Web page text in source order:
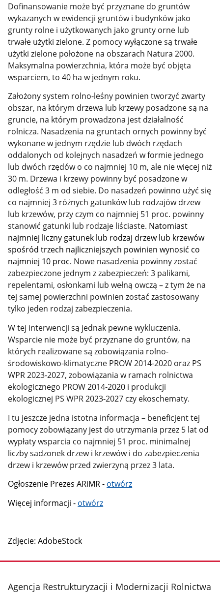
Dofinansowanie może być przyznane do gruntów
wykazanych w ewidencji gruntów i budynków jako
grunty rolne i użytkowanych jako grunty orne lub
trwałe użytki zielone. Z pomocy wyłączone są trwałe
użytki zielone położone na obszarach Natura 2000.
Maksymalna powierzchnia, która może być objęta
wsparciem, to 40 ha w jednym roku.
Założony system rolno-leśny powinien tworzyć zwarty
obszar, na którym drzewa lub krzewy posadzone są na
gruncie, na którym prowadzona jest działalność
rolnicza. Nasadzenia na gruntach ornych powinny być
wykonane w jednym rzędzie lub dwóch rzędach
oddalonych od kolejnych nasadzeń w formie jednego
lub dwóch rzędów o co najmniej 10 m, ale nie więcej niż
30 m. Drzewa i krzewy powinny być posadzone w
odległość 3 m od siebie. Do nasadzeń powinno użyć się
co najmniej 3 różnych gatunków lub rodzajów drzew
lub krzewów, przy czym co najmniej 51 proc. powinny
stanowić gatunki lub rodzaje liściaste. Natomiast
najmniej liczny gatunek lub rodzaj drzew lub krzewów
spośród trzech najliczniejszych powinien wynosić co
najmniej 10 proc. Nowe nasadzenia powinny zostać
zabezpieczone jednym z zabezpieczeń: 3 palikami,
repelentami, osłonkami lub wełną owczą – z tym że na
tej samej powierzchni powinien zostać zastosowany
tylko jeden rodzaj zabezpieczenia.
W tej interwencji są jednak pewne wykluczenia.
Wsparcie nie może być przyznane do gruntów, na
których realizowane są zobowiązania rolno-
środowiskowo-klimatyczne PROW 2014-2020 oraz PS
WPR 2023-2027, zobowiązania w ramach rolnictwa
ekologicznego PROW 2014-2020 i produkcji
ekologicznej PS WPR 2023-2027 czy ekoschematy.
I tu jeszcze jedna istotna informacja – beneficjent tej
pomocy zobowiązany jest do utrzymania przez 5 lat od
wypłaty wsparcia co najmniej 51 proc. minimalnej
liczby sadzonek drzew i krzewów i do zabezpieczenia
drzew i krzewów przed zwierzyną przez 3 lata.
Ogłoszenie Prezes ARiMR - otwórz
Więcej informacji - otwórz
Zdjęcie: AdobeStock
stopka
Agencja Restrukturyzacji i Modernizacji Rolnictwa